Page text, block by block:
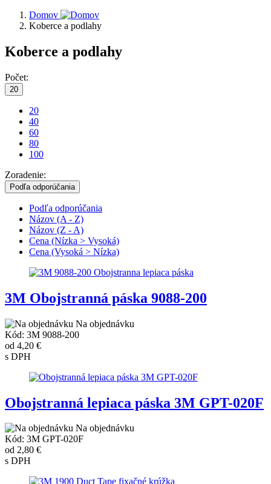
Domov
Koberce a podlahy
Koberce a podlahy
Počet:
20
20
40
60
80
100
Zoradenie:
Podľa odporúčania
Podľa odporúčania
Názov (A - Z)
Názov (Z - A)
Cena (Nízka > Vysoká)
Cena (Vysoká > Nízka)
3M Obojstranná páska 9088-200
Na objednávku
Kód: 3M 9088-200
od 4,20 €
s DPH
Obojstranná lepiaca páska 3M GPT-020F
Na objednávku
Kód: 3M GPT-020F
od 2,80 €
s DPH